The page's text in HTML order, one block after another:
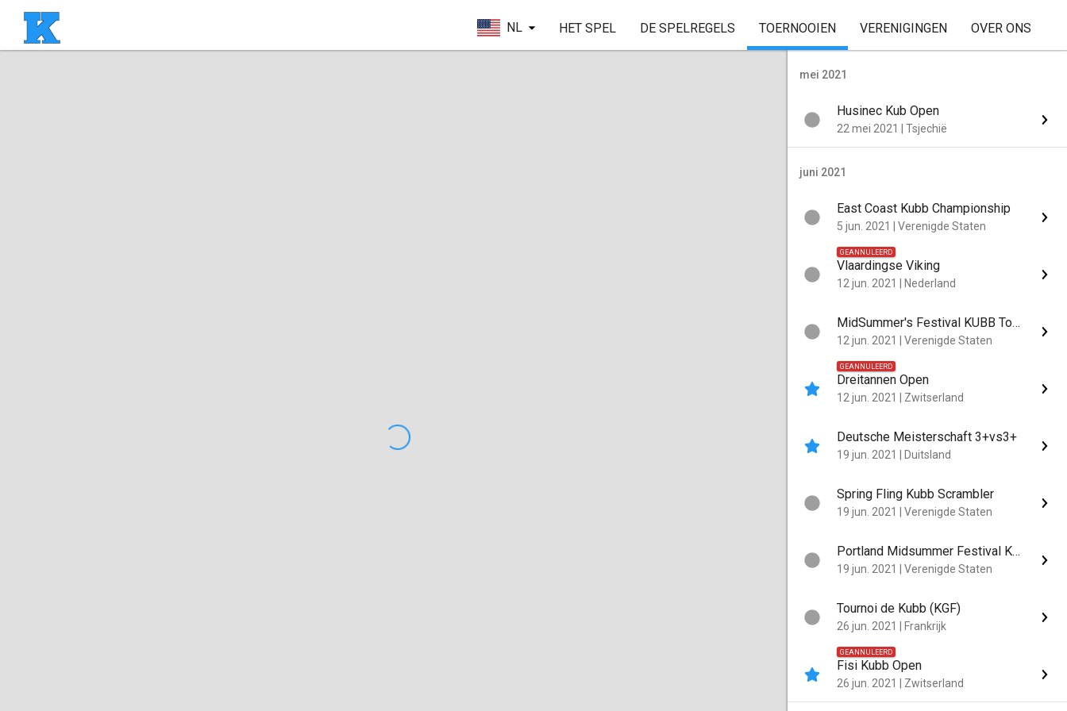
NL HET SPEL DE SPELREGELS TOERNOOIEN VERENIGINGEN OVER ONS
mei 2021
Husinec Kub Open
22 mei 2021 | Tsjechië
juni 2021
East Coast Kubb Championship
5 jun. 2021 | Verenigde Staten
GEANNULEERD
Vlaardingse Viking
12 jun. 2021 | Nederland
MidSummer's Festival KUBB Tournament
12 jun. 2021 | Verenigde Staten
GEANNULEERD
Dreitannen Open
12 jun. 2021 | Zwitserland
Deutsche Meisterschaft 3+vs3+
19 jun. 2021 | Duitsland
Spring Fling Kubb Scrambler
19 jun. 2021 | Verenigde Staten
Portland Midsummer Festival Kubb Tournament
19 jun. 2021 | Verenigde Staten
Tournoi de Kubb (KGF)
26 jun. 2021 | Frankrijk
GEANNULEERD
Fisi Kubb Open
26 jun. 2021 | Zwitserland